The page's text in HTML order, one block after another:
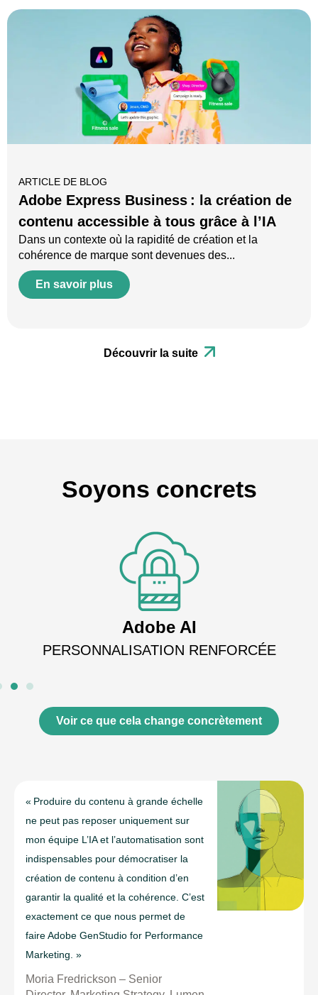
ARTICLE DE BLOG
Adobe Express Business : la création de
contenu accessible à tous grâce à l’IA
Dans un contexte où la rapidité de création et la
cohérence de marque sont devenues des...
En savoir plus
Découvrir la suite
Soyons concrets
Adobe AI
PERSONNALISATION RENFORCÉE
Voir ce que cela change concrètement
« Produire du contenu à grande échelle
ne peut pas reposer uniquement sur
mon équipe L’IA et l’automatisation sont
indispensables pour démocratiser la
création de contenu à condition d’en
garantir la qualité et la cohérence. C’est
exactement ce que nous permet de
faire Adobe GenStudio for Performance
Marketing. »
Moria Fredrickson – Senior